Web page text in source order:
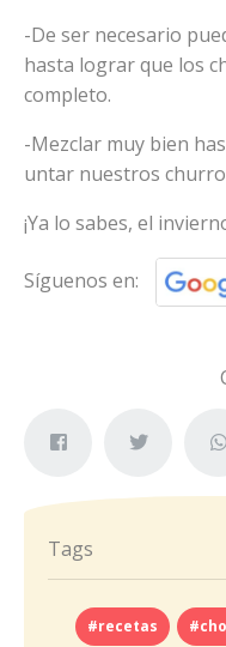
-De ser necesario
hasta lograr que los
completo.
-Mezclar muy bien
untar nuestros
¡Ya lo sabes, el
Síguenos en:
Tags
#recetas